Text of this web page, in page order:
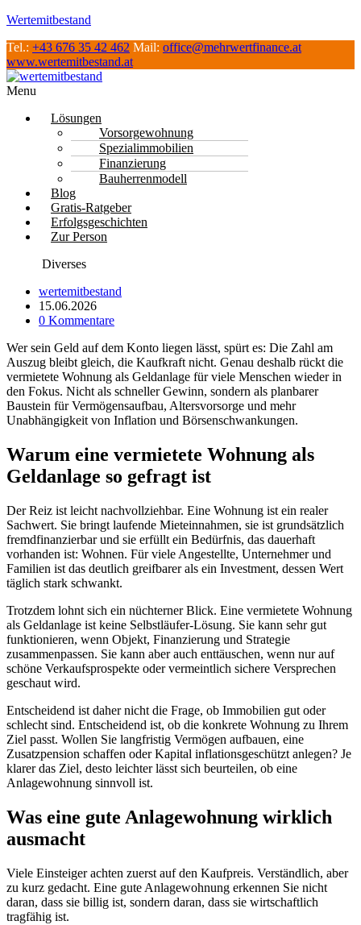
Wertemitbestand
Tel.: +43 676 35 42 462 Mail: office@mehrwertfinance.at
www.wertemitbestand.at
Menu
Lösungen
Vorsorgewohnung
Spezialimmobilien
Finanzierung
Bauherrenmodell
Blog
Gratis-Ratgeber
Erfolgsgeschichten
Zur Person
Diverses
wertemitbestand
15.06.2026
0 Kommentare
Wer sein Geld auf dem Konto liegen lässt, spürt es: Die Zahl am
Auszug bleibt gleich, die Kaufkraft nicht. Genau deshalb rückt die
vermietete Wohnung als Geldanlage für viele Menschen wieder in
den Fokus. Nicht als schneller Gewinn, sondern als planbarer
Baustein für Vermögensaufbau, Altersvorsorge und mehr
Unabhängigkeit von Inflation und Börsenschwankungen.
Warum eine vermietete Wohnung als
Geldanlage so gefragt ist
Der Reiz ist leicht nachvollziehbar. Eine Wohnung ist ein realer
Sachwert. Sie bringt laufende Mieteinnahmen, sie ist grundsätzlich
fremdfinanzierbar und sie erfüllt ein Bedürfnis, das dauerhaft
vorhanden ist: Wohnen. Für viele Angestellte, Unternehmer und
Familien ist das deutlich greifbarer als ein Investment, dessen Wert
täglich stark schwankt.
Trotzdem lohnt sich ein nüchterner Blick. Eine vermietete Wohnung
als Geldanlage ist keine Selbstläufer-Lösung. Sie kann sehr gut
funktionieren, wenn Objekt, Finanzierung und Strategie
zusammenpassen. Sie kann aber auch enttäuschen, wenn nur auf
schöne Verkaufsprospekte oder vermeintlich sichere Versprechen
geschaut wird.
Entscheidend ist daher nicht die Frage, ob Immobilien gut oder
schlecht sind. Entscheidend ist, ob die konkrete Wohnung zu Ihrem
Ziel passt. Wollen Sie langfristig Vermögen aufbauen, eine
Zusatzpension schaffen oder Kapital inflationsgeschützt anlegen? Je
klarer das Ziel, desto leichter lässt sich beurteilen, ob eine
Anlagewohnung sinnvoll ist.
Was eine gute Anlagewohnung wirklich
ausmacht
Viele Einsteiger achten zuerst auf den Kaufpreis. Verständlich, aber
zu kurz gedacht. Eine gute Anlagewohnung erkennen Sie nicht
daran, dass sie billig ist, sondern daran, dass sie wirtschaftlich
tragfähig ist.